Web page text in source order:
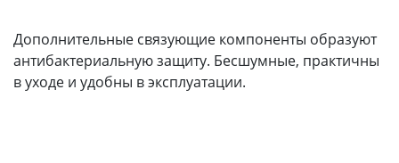
Дополнительные связующие компоненты образуют
антибактериальную защиту. Бесшумные, практичны
в уходе и удобны в эксплуатации.